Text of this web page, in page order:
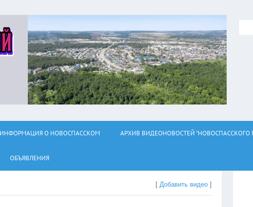
ИНФОРМАЦИЯ О НОВОСПАССКОМ АРХИВ ВИДЕОНОВОСТЕЙ "НОВОСПАССКОГО
ОБЪЯВЛЕНИЯ
[Добавить видео ]